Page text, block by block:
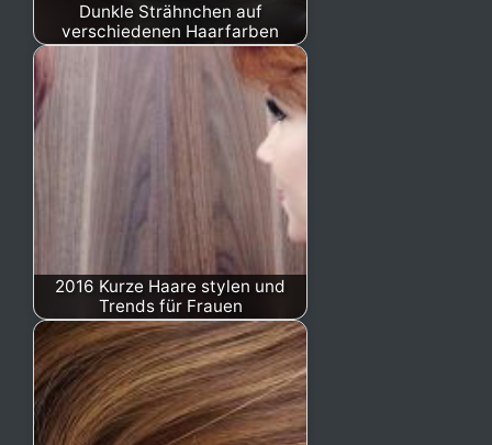
Dunkle Strähnchen auf
verschiedenen Haarfarben
2016 Kurze Haare stylen und
Trends für Frauen